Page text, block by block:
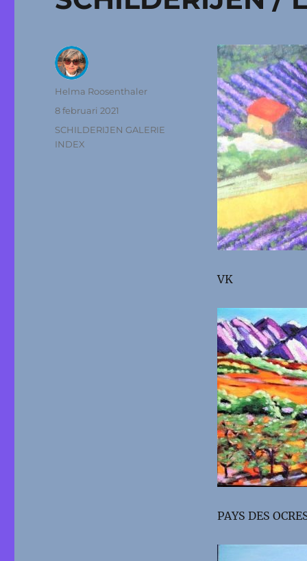
VK
PAYS DES
Auteur
Helma Roosenthaler
Geplaatst
8 februari 2021
Categorieën
SCHILDERIJEN GALERIE
INDEX